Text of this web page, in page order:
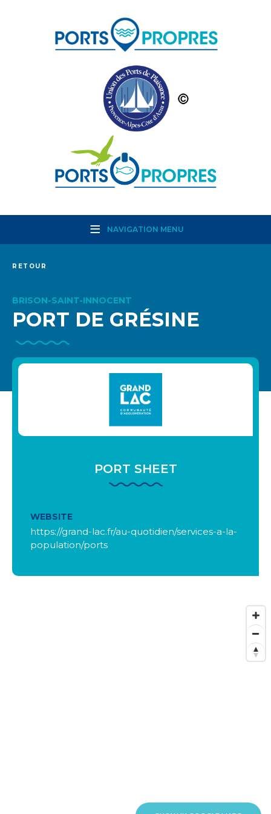
NAVIGATION MENU
RETOUR
BRISON-SAINT-INNOCENT
PORT DE GRÉSINE
PORT SHEET
WEBSITE
https://grand-lac.fr/au-quotidien/services-a-la-
population/ports